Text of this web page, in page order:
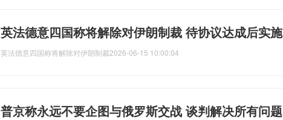
英法德意四国称将解除对伊朗制裁 待协议达成后实施
英法德意四国称将解除对伊朗制裁2026-06-15 10:00:04
普京称永远不要企图与俄罗斯交战 谈判解决所有问题